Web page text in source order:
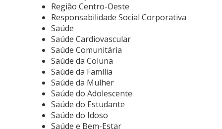
Região Centro-Oeste
Responsabilidade Social Corporativa
Saúde
Saúde Cardiovascular
Saúde Comunitária
Saúde da Coluna
Saúde da Família
Saúde da Mulher
Saúde do Adolescente
Saúde do Estudante
Saúde do Idoso
Saúde e Bem-Estar